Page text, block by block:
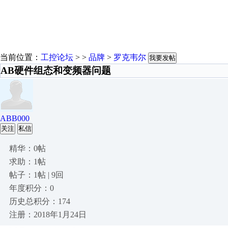
当前位置： 工控论坛 > > 品牌 > 罗克韦尔 我要发帖
AB硬件组态和变频器问题
ABB000
关注 私信
精华：0帖
求助：1帖
帖子：1帖 | 9回
年度积分：0
历史总积分：174
注册：2018年1月24日